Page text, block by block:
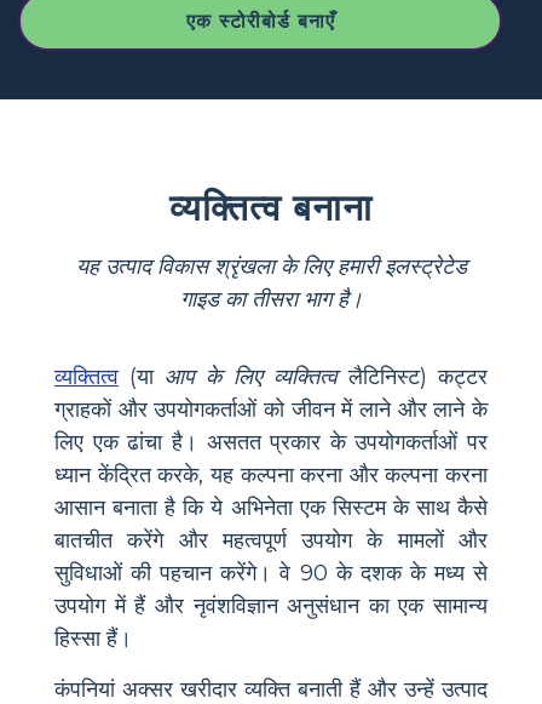
एक स्टोरीबोर्ड बनाएँ
व्यक्तित्व बनाना
यह उत्पाद विकास श्रृंखला के लिए हमारी इलस्ट्रेटेड
गाइड का तीसरा भाग है।
व्यक्तित्व (या आप के लिए व्यक्तित्वलैटिनिस्ट) कट्टर
ग्राहकों और उपयोगकर्ताओं को जीवन में लाने और लाने के
लिए एक ढांचा है। असतत प्रकार के उपयोगकर्ताओं पर
ध्यान केंद्रित करके, यह कल्पना करना और कल्पना करना
आसान बनाता है कि ये अभिनेता एक सिस्टम के साथ कैसे
बातचीत करेंगे और महत्वपूर्ण उपयोग के मामलों और
सुविधाओं की पहचान करेंगे। वे 90 के दशक के मध्य से
उपयोग में हैं और नृवंशविज्ञान अनुसंधान का एक सामान्य
हिस्सा हैं।
कंपनियां अक्सर खरीदार व्यक्ति बनाती हैं और उन्हें उत्पाद